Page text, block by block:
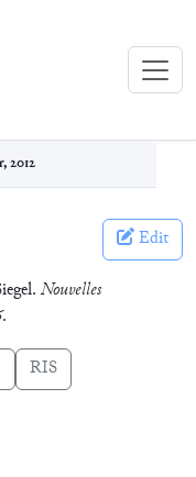
2012
Edit
Nouvelles
.
RIS